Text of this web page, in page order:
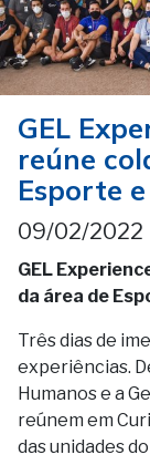
GEL
reúne
Esporte
09/02/2022
GEL
da área de
Três dias de
experiências.
Humanos e a
reúnem em
das unidades